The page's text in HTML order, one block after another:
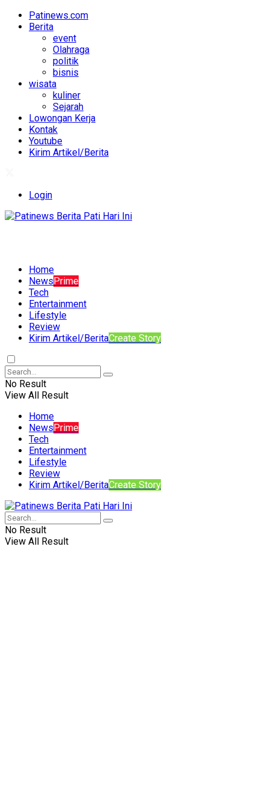
Patinews.com
Berita
event
Olahraga
politik
bisnis
wisata
kuliner
Sejarah
Lowongan Kerja
Kontak
Youtube
Kirim Artikel/Berita
Login
Home
NewsPrime
Tech
Entertainment
Lifestyle
Review
Kirim Artikel/BeritaCreate Story
No Result
View All Result
Home
NewsPrime
Tech
Entertainment
Lifestyle
Review
Kirim Artikel/BeritaCreate Story
No Result
View All Result